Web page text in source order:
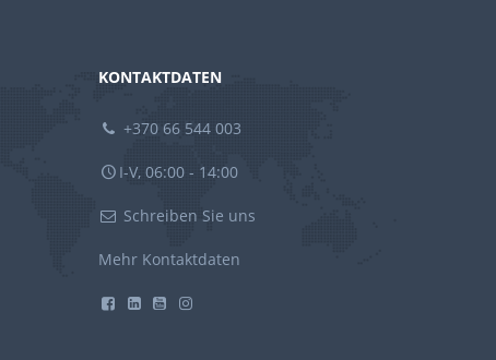
KONTAKTDATEN
+370 66 544 003
I-V, 06:00 - 14:00
Schreiben Sie uns
Mehr Kontaktdaten